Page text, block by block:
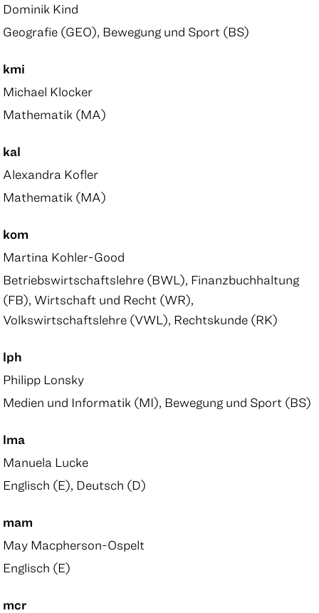
Dominik Kind
Geografie (GEO), Bewegung und Sport (BS)
kmi
Michael Klocker
Mathematik (MA)
kal
Alexandra Kofler
Mathematik (MA)
kom
Martina Kohler-Good
Betriebswirtschaftslehre (BWL), Finanzbuchhaltung
(FB), Wirtschaft und Recht (WR),
Volkswirtschaftslehre (VWL), Rechtskunde (RK)
lph
Philipp Lonsky
Medien und Informatik (MI), Bewegung und Sport (BS)
lma
Manuela Lucke
Englisch (E), Deutsch (D)
mam
May Macpherson-Ospelt
Englisch (E)
mcr